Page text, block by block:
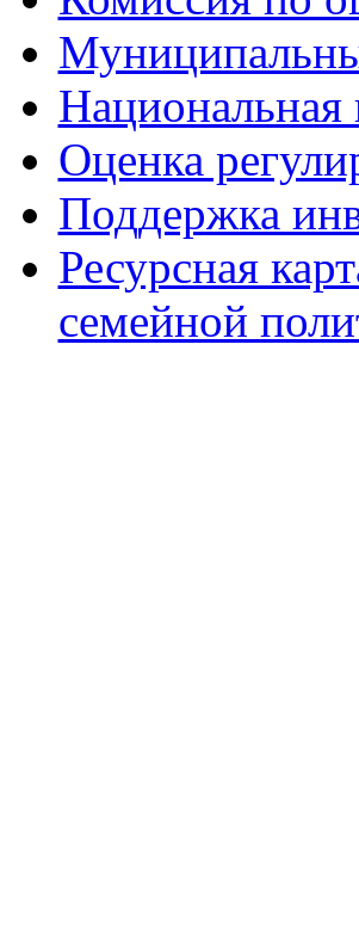
Национальная
Оценка
Поддержка
Ресурсная
семейной